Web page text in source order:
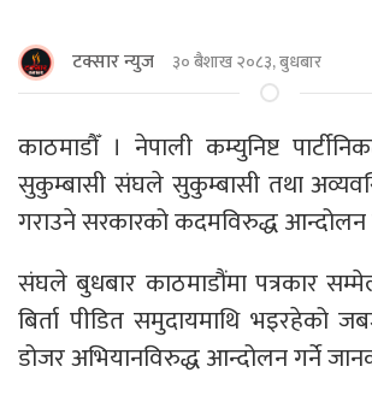
टक्सार न्युज ३० बैशाख २०८३, बुधबार
काठमाडाैँ । नेपाली कम्युनिष्ट
सुकुम्बासी संघले सुकुम्बासी तथा
गराउने सरकारको कदमविरुद्ध आन्दोलन
संघले बुधबार काठमाडौंमा पत्रकार
बिर्ता पीडित समुदायमाथि भइरहेको
डोजर अभियानविरुद्ध आन्दोलन गर्ने